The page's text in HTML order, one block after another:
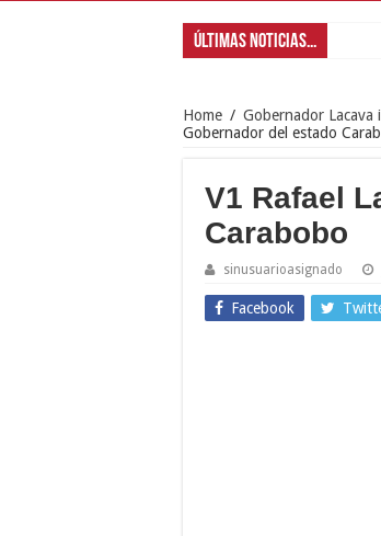
Últimas Noticias...
Home / Gobernador Lacava
Gobernador del estado
V1 Rafael
Carabobo
sinusuarioasignado
Facebook